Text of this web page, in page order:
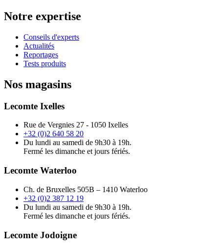
Notre expertise
Conseils d'experts
Actualités
Reportages
Tests produits
Nos magasins
Lecomte Ixelles
Rue de Vergnies 27 - 1050 Ixelles
+32 (0)2 640 58 20
Du lundi au samedi de 9h30 à 19h.
Fermé les dimanche et jours fériés.
Lecomte Waterloo
Ch. de Bruxelles 505B – 1410 Waterloo
+32 (0)2 387 12 19
Du lundi au samedi de 9h30 à 19h.
Fermé les dimanche et jours fériés.
Lecomte Jodoigne